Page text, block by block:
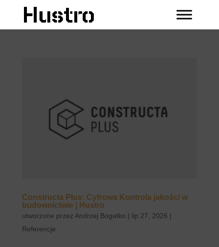
Constructa Plus: Cyfrowa Kontrola jakości w
budownictwie | Hustro
utworzone przez Andrzej Bogatko | lip 27, 2026 |
Referencje